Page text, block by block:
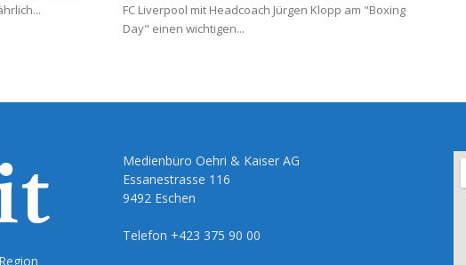
FC Liverpool mit Headcoach Jürgen Klopp am "Boxing
Day" einen wichtigen...
Medienbüro Oehri & Kaiser AG
Essanestrasse 116
9492 Eschen
Telefon +423 375 90 00